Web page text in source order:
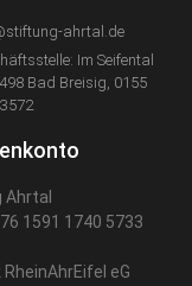
ahrtal.de
Im Seifental
Bad Breisig, 0155
1591 1740 5733
RheinAhrEifel eG